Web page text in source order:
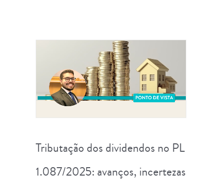
Tributação dos dividendos no PL
1.087/2025: avanços, incertezas